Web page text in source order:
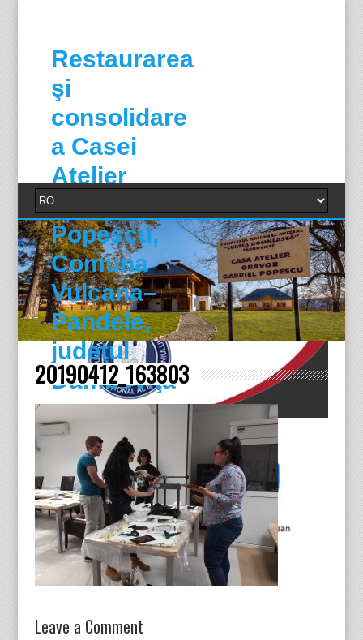
Restaurarea
şi
consolidare
a Casei
Atelier
Gabriel
Popescu,
Comuna
Vulcana–
Pandele,
judeţul
Dâmboviţa
20190412_163803
Leave a Comment